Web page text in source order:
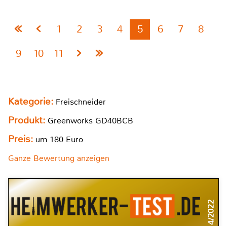
1 2 3 4 5 6 7
8
9
10 11
Kategorie: Freischneider
Produkt: Greenworks GD40BCB
Preis: um 180 Euro
Ganze Bewertung anzeigen
4/2022